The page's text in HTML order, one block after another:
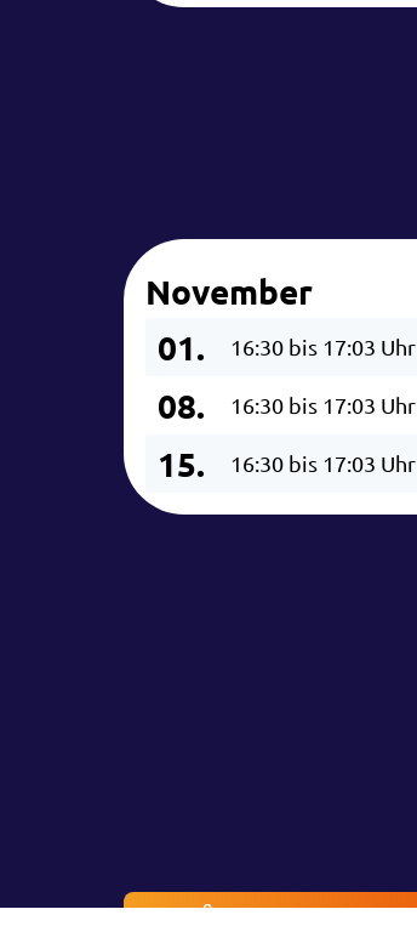
November
01.
16:30 bis 17:03 Uhr
08. 16:30 bis 17:03 Uhr
15. 16:30 bis 17:03 Uhr